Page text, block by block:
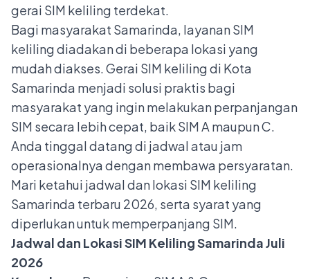
gerai SIM keliling terdekat.
Bagi masyarakat Samarinda, layananSIM
kelilingdiadakan di beberapa lokasi yang
mudah diakses. Gerai SIM keliling di Kota
Samarinda menjadi solusi praktis bagi
masyarakat yang ingin melakukan perpanjangan
SIM secara lebih cepat, baik SIM A maupun C.
Anda tinggal datang di jadwal atau jam
operasionalnya dengan membawa persyaratan.
Mari ketahui jadwal dan lokasi SIM keliling
Samarinda terbaru 2026, serta syarat yang
diperlukan untuk memperpanjang SIM.
Jadwal dan Lokasi SIM Keliling Samarinda Juli
2026